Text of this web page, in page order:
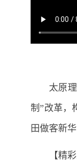
太原
制”改革，
田做客新
【精